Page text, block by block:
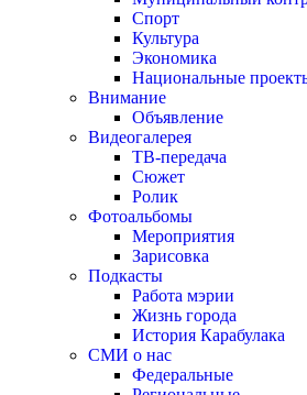
Спорт
Культура
Экономика
Национальные
Внимание
Объявление
Видеогалерея
ТВ-передача
Сюжет
Ролик
Фотоальбомы
Мероприятия
Зарисовка
Подкасты
Работа мэрии
Жизнь города
История Карабулака
СМИ о нас
Федеральные